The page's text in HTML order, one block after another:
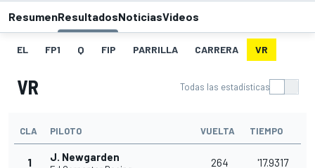
ResumenResultadosNoticiasVideos
EL FP1 Q FIP PARRILLA CARRERA VR
VR Todas las estadísticas
CLA PILOTO VUELTA TIEMPO
1 J. Newgarden 264 '17.9317